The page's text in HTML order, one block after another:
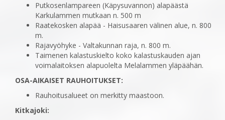
Putkosenlampareen (Käpysuvannon) alapäästä
Karkulammen mutkaan n. 500 m
Raatekosken alapää - Haisusaaren välinen alue, n. 800
m.
Rajavyöhyke - Valtakunnan raja, n. 800 m.
Taimenen kalastuskielto koko kalastuskauden ajan
voimalaitoksen alapuolelta Melalammen yläpäähän.
OSA-AIKAISET RAUHOITUKSET:
Rauhoitusalueet on merkitty maastoon.
Kitkajoki: